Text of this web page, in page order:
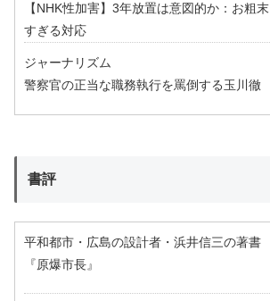
【NHK性加害】3年放置は意図的か：お粗末
すぎる対応
ジャーナリズム
警察官の正当な職務執行を罵倒する玉川徹
書評
平和都市・広島の設計者・浜井信三の著書
『原爆市長』